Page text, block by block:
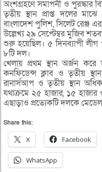
অংশগ্রহণে সমাপনী ও পুরস্কার
তৃতীয় স্থান প্রাপ্ত দলের
বাংলাদেশ পুলিশ, সিলেট রেঞ্জ
উল্লেখ্য ২৯ সেপ্টেম্বর মুজিব
শুরু হয়েছিল। ৫ দিনব্যাপী
৮টি দল।
খেলায় প্রথম স্থান অর্জন করে
কনফিডেন্স ক্লাব ও তৃতীয় স্থান
রানার্সআপ ও তৃতীয় স্থান
যথাক্রমে ২৫ হাজার, ১৫ হাজার
এছাড়াও প্রত্যেকটি দলকে মেডেল
Share this:
X Facebook
WhatsApp